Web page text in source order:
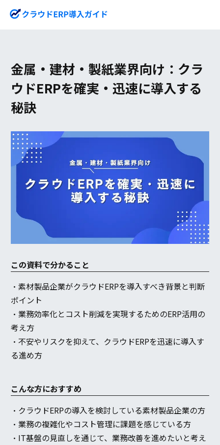
金属・建材・製紙業界向け：クラ
ウドERPを確実・迅速に導入する
秘訣
この資料で分かること
・素材製品企業がクラウドERPを導入すべき背景と判断
ポイント
・業務効率化とコスト削減を実現するためのERP活用の
考え方
・不安やリスクを抑えて、クラウドERPを迅速に導入す
る進め方
こんな方におすすめ
・クラウドERPの導入を検討している素材製品企業の方
・業務の複雑化やコスト管理に課題を感じている方
・IT基盤の見直しを通じて、業務改善を進めたいと考え